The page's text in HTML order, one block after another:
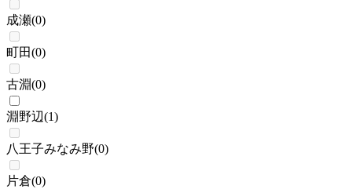
成瀬(0)
町田(0)
古淵(0)
淵野辺(1)
八王子みなみ野(0)
片倉(0)